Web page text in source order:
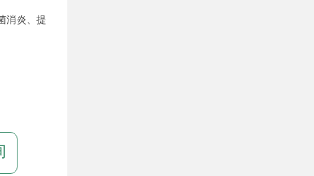
消炎、提